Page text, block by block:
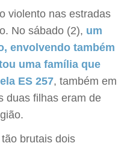
violento nas estradas
No sábado (2), um
envolvendo também
uma família que
ES 257, também em
duas filhas eram de
brutais dois